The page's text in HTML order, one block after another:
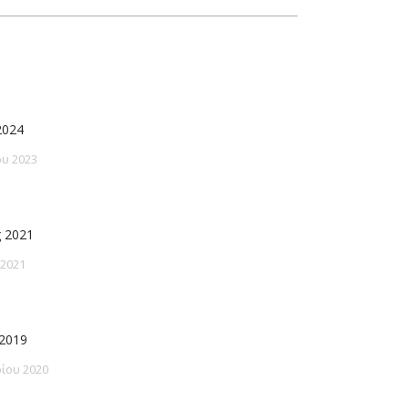
2023
2021
2020